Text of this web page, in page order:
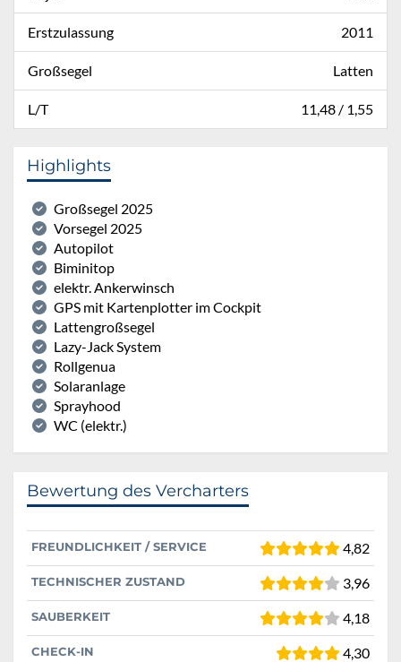
Erstzulassung 2011
Großsegel Latten
L/T 11,48 / 1,55
Highlights
Großsegel 2025
Vorsegel 2025
Autopilot
Biminitop
elektr. Ankerwinsch
GPS mit Kartenplotter im Cockpit
Lattengroßsegel
Lazy-Jack System
Rollgenua
Solaranlage
Sprayhood
WC (elektr.)
Bewertung des Vercharters
FREUNDLICHKEIT / SERVICE 4,82
TECHNISCHER ZUSTAND 3,96
SAUBERKEIT 4,18
CHECK-IN 4,30